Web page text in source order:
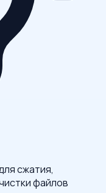
сжатия,
файлов